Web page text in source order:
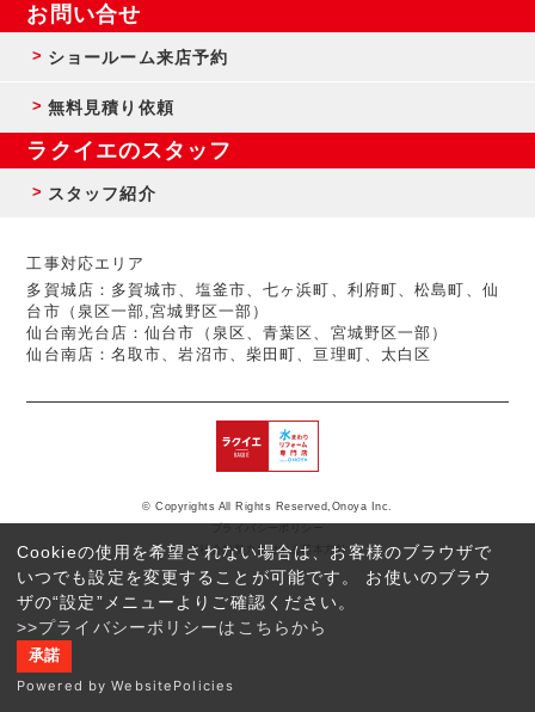
Cookieの使用を希望されない場合は、お客様のブラウザで
いつでも設定を変更することが可能です。 お使いのブラウ
ザの“設定”メニューよりご確認ください。
>>プライバシーポリシーはこちらから
承諾
Powered by WebsitePolicies
反社会的勢力に対する基本方針
© Copyrights All Rights Reserved,Onoya Inc.
お問い合せ
ショールーム来店予約
無料見積り依頼
ラクイエのスタッフ
スタッフ紹介
工事対応エリア
多賀城店：多賀城市、塩釜市、七ヶ浜町、利府町、松島町、仙
台市（泉区一部,宮城野区一部）
仙台南光台店：仙台市（泉区、青葉区、宮城野区一部）
仙台南店：名取市、岩沼市、柴田町、亘理町、太白区